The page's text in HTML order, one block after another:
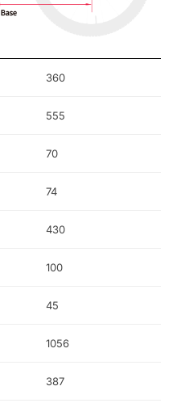
360
555
70
74
430
100
45
1056
387